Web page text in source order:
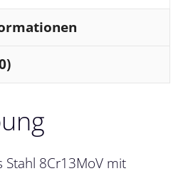
Stahl 8Cr13MoV mit